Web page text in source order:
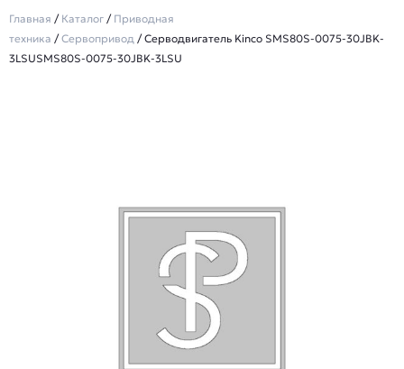
Главная / Каталог / Приводная
техника /Сервопривод / Серводвигатель Kinco SMS80S-0075-30JBK-
3LSUSMS80S-0075-30JBK-3LSU